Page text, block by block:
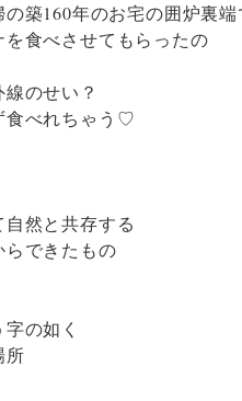
の築160年のお宅の囲炉裏端
を食べさせてもらったの
のせい？
食べれちゃう♡
然と共存する
らできたもの
の如く
所